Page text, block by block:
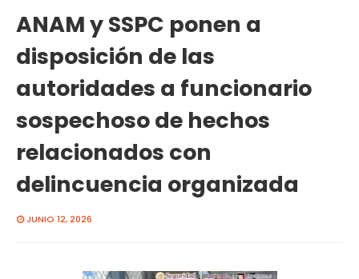
ANAM y SSPC ponen a
disposición de las
autoridades a funcionario
sospechoso de hechos
relacionados con
delincuencia organizada
JUNIO 12, 2026